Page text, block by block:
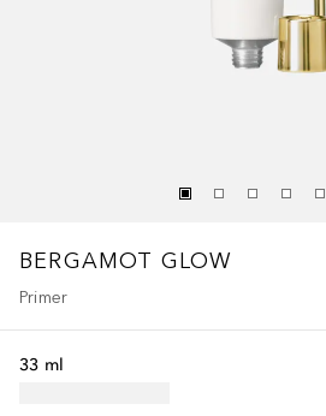
BERGAMOT GLOW
Primer
33 ml